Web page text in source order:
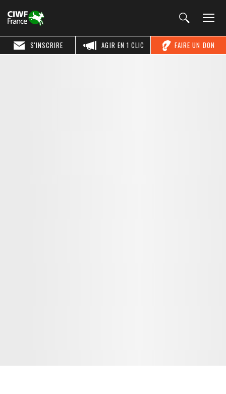
FAIRE UN DON
AGIR EN 1 CLIC
S'INSCRIRE